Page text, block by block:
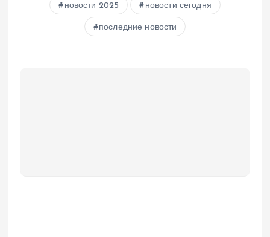
новости 2025 новости сегодня
последние новости